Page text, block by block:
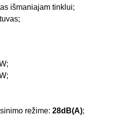
išmaniajam tinklui;
režime: 28dB(A);